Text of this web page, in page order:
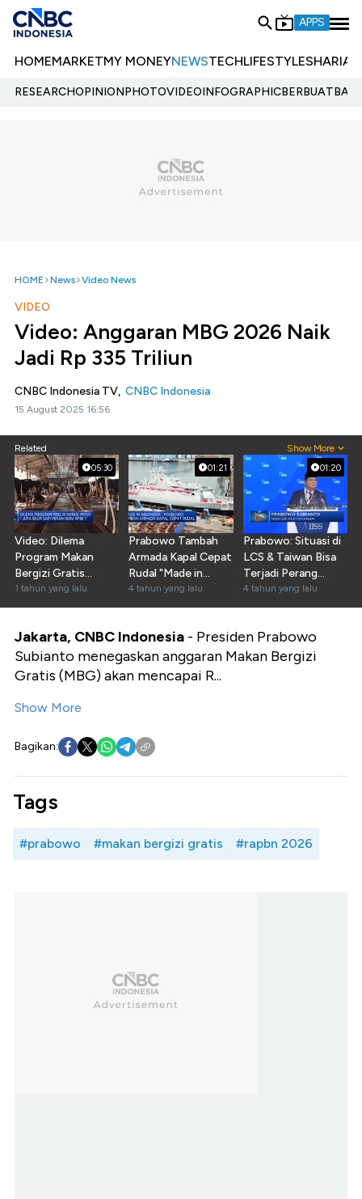
APPS
HOMEMARKETMY MONEYNEWSTECHLIFESTYLESHARIA
RESEARCHOPINIONPHOTOVIDEOINFOGRAPHIC
HOME News Video News
VIDEO
Video: Anggaran MBG 2026 Naik
Jadi Rp 335 Triliun
CNBC Indonesia TV, CNBC Indonesia
15 August 2025 16:56
Related Show More
05:30
Video: Dilema
Program Makan
Bergizi Gratis
Hingga Perang
Rusia-Ukraina
1 tahun yang lalu
01:21
Prabowo Tambah
Armada Kapal Cepat
Rudal "Made in
Indonesia"
4 tahun yang lalu
01:20
Prabowo: Situasi di
LCS & Taiwan Bisa
Terjadi Perang
Terbuka
4 tahun yang lalu
Jakarta, CNBC Indonesia - Presiden Prabowo
Subianto menegaskan anggaran Makan Bergizi
Gratis (MBG) akan mencapai R...
Show More
Bagikan:
Tags
#prabowo #makan bergizi gratis #rapbn 2026